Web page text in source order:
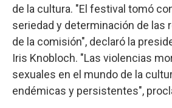
de la cultura. "El festival tomó
seriedad y determinación de las
de la comisión", declaró la
Iris Knobloch. "Las violencias
sexuales en el mundo de la
endémicas y persistentes",